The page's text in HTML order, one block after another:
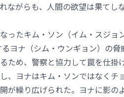
ながらも、人間の欲望は果てし
ったキム・ソン（イム・スジョ
ヨナ（シム・ウンギョン）の
ため、警察と協力して罠を仕掛
、ヨナはキム・ソンではなくチ
が繰り広げられた。ヨナに影の